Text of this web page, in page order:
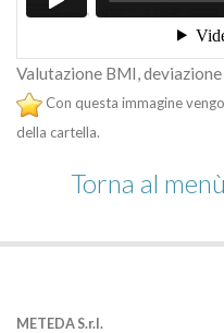
Valutazione BMI,
Con questa immagine
della cartella.
Torna al
METEDA S.r.l.